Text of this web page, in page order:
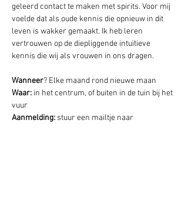
geleerd contact te maken met spirits. Voor mij
voelde dat als oude kennis die opnieuw in dit
leven is wakker gemaakt. Ik heb leren
vertrouwen op de diepliggende intuïtieve
kennis die wij als vrouwen in ons dragen.
Wanneer? Elke maand rond nieuwe maan
Waar: in het centrum, of buiten in de tuin bij het
vuur
Aanmelding: stuur een mailtje naar